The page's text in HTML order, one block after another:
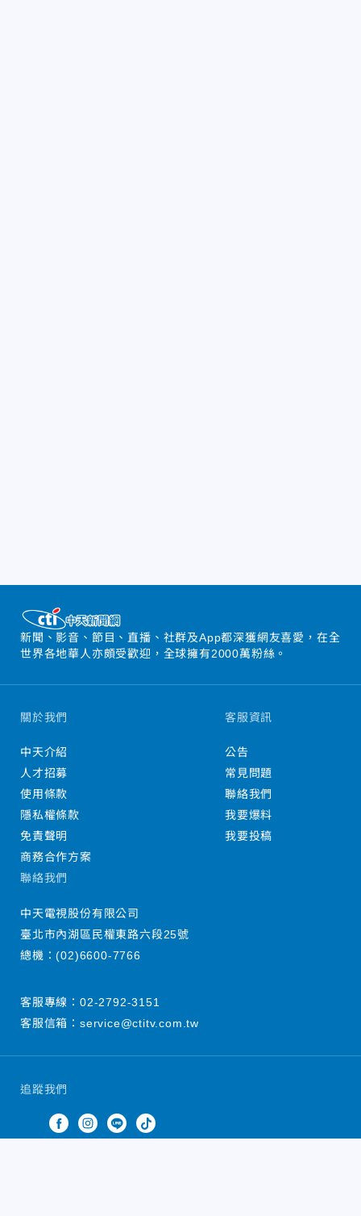
新聞、影音、節目、直播、社群及App都深獲網友喜愛，在全
世界各地華人亦頗受歡迎，全球擁有2000萬粉絲。
追蹤我們
關於我們
中天介紹
人才招募
使用條款
隱私權條款
免責聲明
商務合作方案
客服資訊
公告
常見問題
聯絡我們
我要爆料
我要投稿
聯絡我們
中天電視股份有限公司
臺北市內湖區民權東路六段25號
總機：(02)6600-7766
客服專線： 02-2792-3151
客服信箱： service@ctitv.com.tw